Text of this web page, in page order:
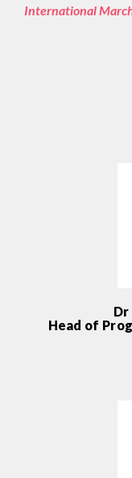
International
Dr
Head of